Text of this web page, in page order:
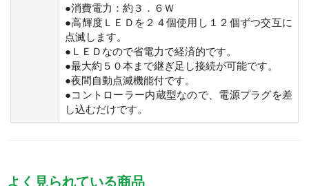
●消費電力：約３．６Ｗ
●高輝度ＬＥＤを２４個使用し１２個ずつ交互に
点滅します。
●ＬＥＤなので省電力で経済的です。
●最大約５０本まで継ぎ足し接続が可能です。
●夜間自動点滅機能付です。
●コントローラー内蔵型なので、電源プラグを差
し込むだけです。
よく見られている商品